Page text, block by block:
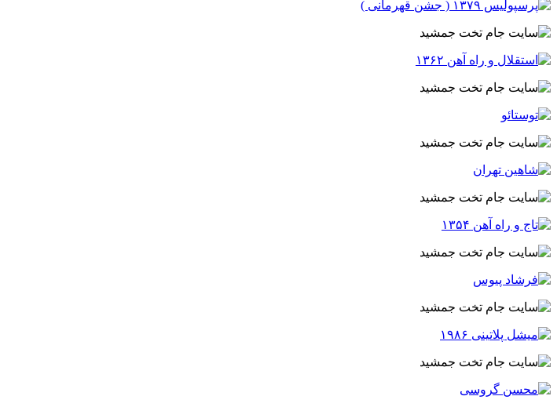
وبسایت جام تخت جمشید 6 حمید جاسمیان